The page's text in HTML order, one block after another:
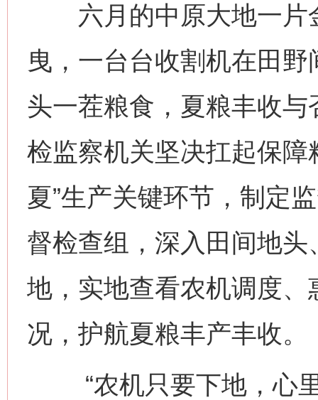
六月的中原大地一片
曳，一台台收割机在田
头一茬粮食，夏粮丰收
检监察机关坚决扛起保障
夏”生产关键环节，制定
督检查组，深入田间地
地，实地查看农机调度
况，护航夏粮丰产丰收。
“农机只要下地，心里